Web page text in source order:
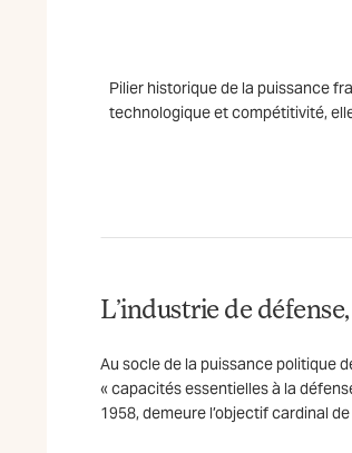
Pilier historique de la puissance
technologique et compétitivité,
L’industrie de
Au socle de la puissance politique
« capacités essentielles à la
1958, demeure l’objectif cardinal